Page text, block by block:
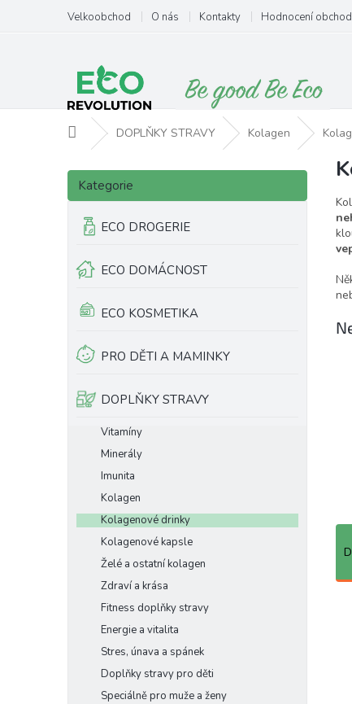
obsah
Velkoobchod O nás Kontakty Hodnocení
Domů DOPLŇKY STRAVY Kolagen
P
s
n
n
Přeskočit
kategorie
Kategorie
ECO DROGERIE
ECO DOMÁCNOST
ECO KOSMETIKA
PRO DĚTI A MAMINKY
DOPLŇKY STRAVY
Vitamíny
Minerály
Imunita
Kolagen
Kolagenové drinky
Kolagenové kapsle
Želé a ostatní kolagen
Zdraví a krása
Fitness doplňky stravy
Energie a vitalita
Stres, únava a spánek
Doplňky stravy pro děti
Speciálně pro muže a ženy
Ř
e